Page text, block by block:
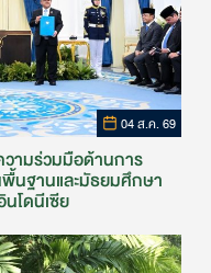
04 ส.ค. 69
วามร่วมมือด้านการ
นฐานและมัธยมศึกษา
โดนีเซีย